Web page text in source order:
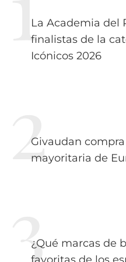
La Academia del
finalistas de la
Icónicos 2026
Givaudan
mayoritaria de
¿Qué marcas de